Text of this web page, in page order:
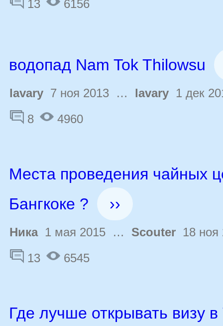
13
6156
водопад Nam Tok Thilowsu
lavary 7 ноя 2013 … lavary 1 дек
8
4960
Места проведения чайных
Бангкоке ?
››
Ника1 мая 2015 … Scouter 18 ноя
13
6545
Где лучше открывать визу